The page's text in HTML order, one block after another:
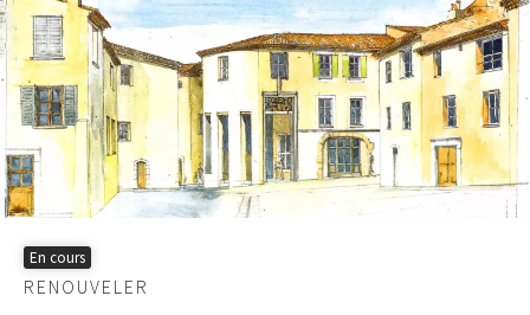
En cours
RENOUVELER